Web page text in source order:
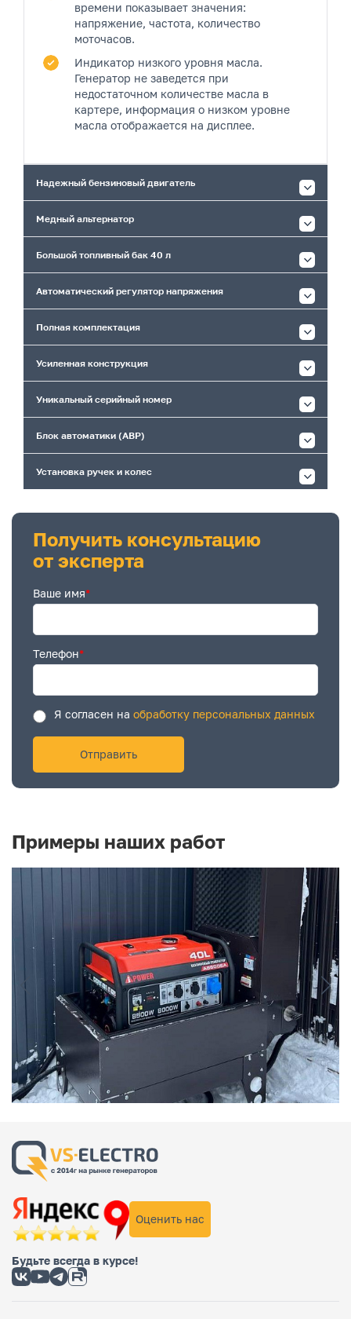
времени показывает значения:
напряжение, частота, количество
моточасов.
Индикатор низкого уровня масла.
Генератор не заведется при
недостаточном количестве масла в
картере, информация о низком уровне
масла отображается на дисплее.
Надежный бензиновый двигатель
Медный альтернатор
Большой топливный бак 40 л
Автоматический регулятор напряжения
Полная комплектация
Усиленная конструкция
Уникальный серийный номер
Блок автоматики (АВР)
Установка ручек и колес
Получить консультацию
от эксперта
Ваше имя*
Телефон*
Я согласен на обработку персональных данных
Примеры наших работ
Оценить нас
Будьте всегда в курсе!